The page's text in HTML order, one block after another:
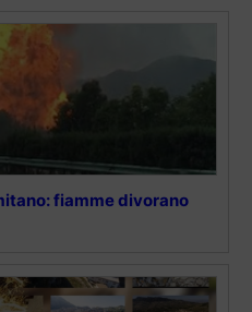
fiamme divorano